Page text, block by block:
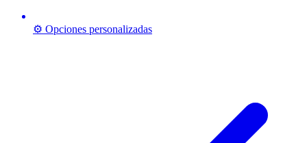
⚙️ Opciones personalizadas